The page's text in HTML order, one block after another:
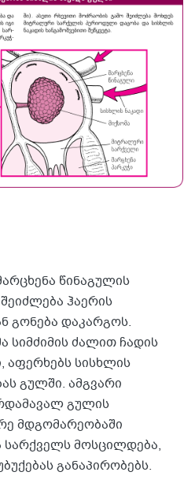
წინაგულის
ჰაერის
გონება დაკარგოს.
სიმძიმის ძალით ჩადის
სისხლის
გულში. ამგვარი
გულის
მდგომარეობაში
სარქველს მოსცილდება,
განაპირობებს.